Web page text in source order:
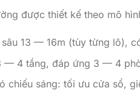
được thiết kế theo mô
13 — 16m (tùy từng lô),
— 4 tầng, đáp ứng 3 — 4
chiếu sáng: tối ưu cửa sổ,